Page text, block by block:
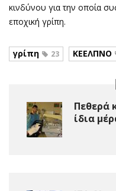
κινδύνου για την οποία
εποχική γρίπη.
γρίπη 23 ΚΕΕΛΠΝΟ
Πεθερά
ίδια